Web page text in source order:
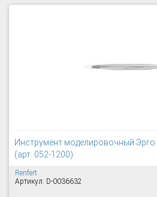
Инструмент моделировочный
(арт. 052-1200)
Renfert
Артикул: D-0036632